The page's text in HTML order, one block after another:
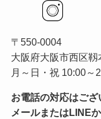
〒550-0004
大阪府大阪市西区
月～日・祝 10:00～
お電話の対応はご
メールまたはLINE